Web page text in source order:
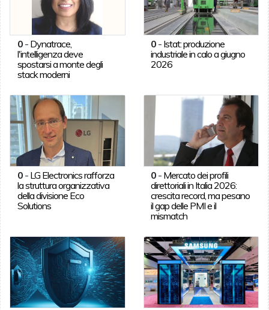
0- Dynatrace,
l'intelligenza deve
spostarsi a monte degli
stack moderni
0 - Istat: produzione
industriale in calo a giugno
2026
0- LG Electronics rafforza
la struttura organizzativa
della divisione Eco
Solutions
0 - Mercato dei profili
direttoriali in Italia 2026:
crescita record, ma pesano
il gap delle PMI e il
mismatch